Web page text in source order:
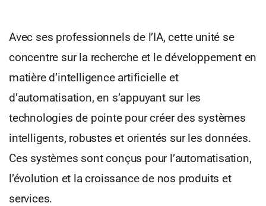
Avec ses professionnels de l’IA, cette unité se
concentre sur la recherche et le développement en
matière d’intelligence artificielle et
d’automatisation, en s’appuyant sur les
technologies de pointe pour créer des systèmes
intelligents, robustes et orientés sur les données.
Ces systèmes sont conçus pour l’automatisation,
l’évolution et la croissance de nos produits et
services.